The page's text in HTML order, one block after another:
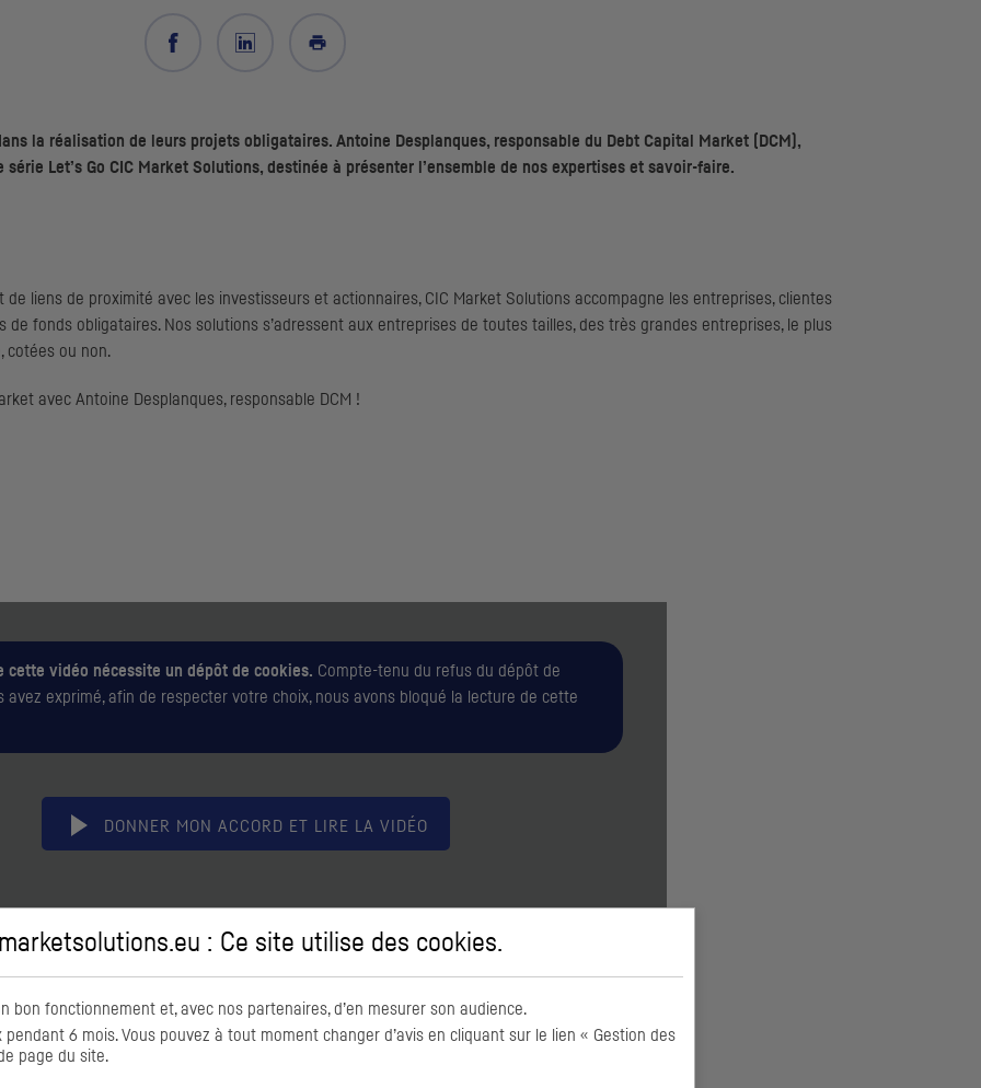
la réalisation de leurs projets obligataires. Antoine Desplanques, responsable du Debt Capital Market DCM ),
série Let’s Go CIC Market Solutions, destinée à présenter l’ensemble de nos expertises et savoir-faire.
liens de proximité avec les investisseurs et actionnaires, CIC Market Solutions accompagne les entreprises, clientes
de fonds obligataires. Nos solutions s’adressent aux entreprises de toutes tailles, des très grandes entreprises, le plus
cotées ou non.
avec Antoine Desplanques, responsable DCM !
cette vidéo nécessite un dépôt de cookies. Compte-tenu du refus du dépôt de
avez exprimé, afin de respecter votre choix, nous avons bloqué la lecture de cette
DONNER MON ACCORD ET LIRE LA VIDÉO
: Ce site utilise des cookies.
bon fonctionnement et, avec nos partenaires, d’en mesurer son audience.
pendant 6 mois. Vous pouvez à tout moment changer d’avis en cliquant sur le lien « Gestion des
page du site.